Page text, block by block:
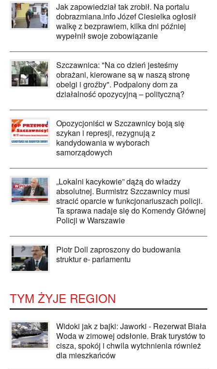
Jak zapowiedział tak zrobił. Na portalu
dobrazmiana.info Józef Ciesielka ogłosił
walkę z bezprawiem, kilka dni później
wypełnił swoje zobowiązanie
Szczawnica: "Na co dzień jesteśmy
obrażani, kierowane są w naszą stronę
obelgi i groźby". Podpalony dom za
działalność opozycyjną – polityczną?
Opozycjoniści w Szczawnicy boją się
szykan i represji, rezygnują z
kandydowania w wyborach
samorządowych
„Lokalni kacykowie” dążą do władzy
absolutnej. Burmistrz Szczawnicy musi
stracić oparcie w funkcjonariuszach policji.
Ta sprawa nadaje się do Komendy Głównej
Policji w Warszawie
Piotr Doll zaproszony do budowania
struktur e- parlamentu
TYM ŻYJE REGION
Widoki jak z bajki: Jaworki - Rezerwat Biała
Woda w zimowej odsłonie. Brak turystów to
cisza, spokój i chwila wytchnienia również
dla mieszkańców